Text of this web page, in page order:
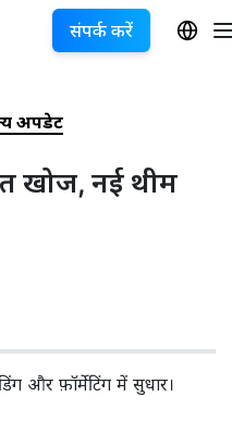
संपर्क करें
अपडेट
खोज, नई थीम
और फ़ॉर्मेटिंग में सुधार।